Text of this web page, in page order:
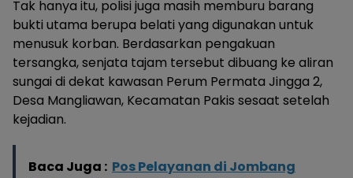
Tak hanya itu, polisi juga masih memburu barang
bukti utama berupa belati yang digunakan untuk
menusuk korban. Berdasarkan pengakuan
tersangka, senjata tajam tersebut dibuang ke aliran
sungai di dekat kawasan Perum Permata Jingga 2,
Desa Mangliawan, Kecamatan Pakis sesaat setelah
kejadian.
Baca Juga : Pos Pelayanan di Jombang